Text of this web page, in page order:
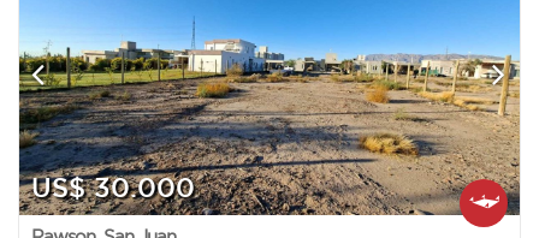
US$ 30.000